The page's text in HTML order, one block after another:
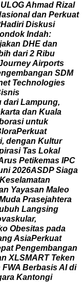
ULOGAhmad Rizal
asional dan Perkuat
Hadiri Diskusi
ondok Indah:
jakan DHE dan
ih dari 2 Ribu
ourneyAirports
ngembangan SDM
et Technologies
isnis
dari Lampung,
karta dan Kuala
orasi untuk
loraPerkuat
i, dengan Kultur
irasi Tas Lokal
rus Petikemas IPC
ni 2026ASDP Siaga
Keselamatan
n Yayasan Maleo
uda Prasejahtera
buh Langsing
vaskular,
o Obesitas pada
ngAsiaPerkuat
pat Pengembangan
n XLSMART Teken
FWA BerbasisAI di
ara Kantongi